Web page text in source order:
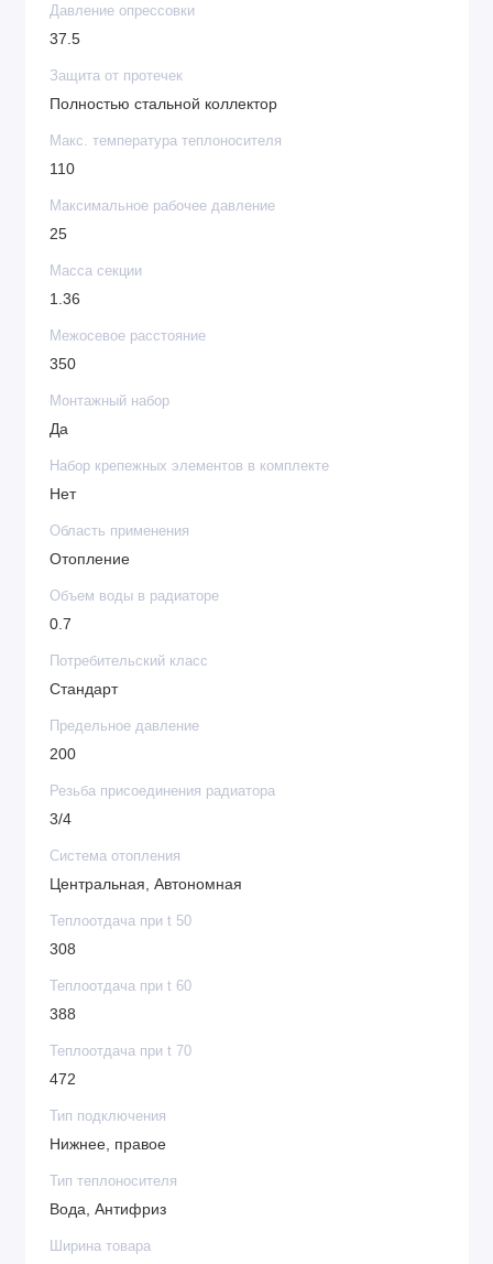
адаптеры для узлов нижнего подключения.
За счет более быстрой реакции вентильная вставка
Данфосс позволяет экономить на 20% больше
энергии, чем вентильные вставки других
производителей. Энергоэффективность
историей работы. Не требуется инструмент для пред
клапана при монтаже. Позволяет устанавливать
температуру с точностью до 1°C. С системой «Click»
монтаж займет 2 секунды.
Давление опрессовки
37.5
Защита от протечек
Полностью стальной коллектор
Макс. температура теплоносителя
110
Максимальное рабочее давление
25
Масса секции
1.36
Межосевое расстояние
350
Монтажный набор
Да
Набор крепежных элементов в комплекте
Нет
Область применения
Отопление
Объем воды в радиаторе
0.7
Потребительский класс
Стандарт
Предельное давление
200
Резьба присоединения радиатора
3/4
Система отопления
Центральная, Автономная
Теплоотдача при t 50
308
Теплоотдача при t 60
388
Теплоотдача при t 70
472
Тип подключения
Нижнее, правое
Тип теплоносителя
Вода, Антифриз
Ширина товара